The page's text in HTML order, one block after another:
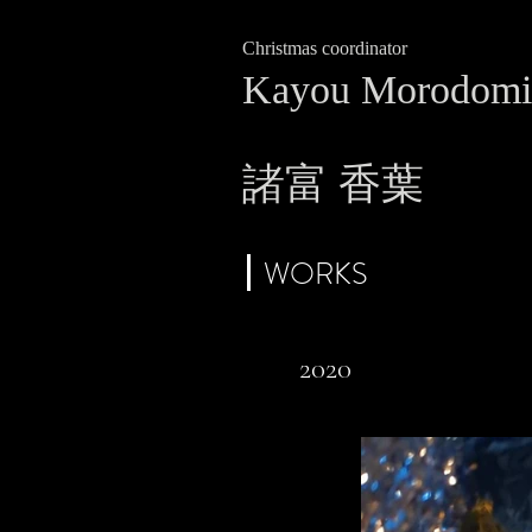
Christmas coordinator
Kayou Morodomi
諸富 香葉
WORKS
2020